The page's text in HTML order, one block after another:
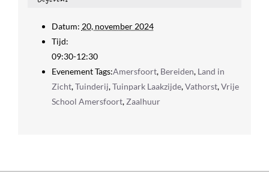
Datum: 20, november 2024
Tijd:
09:30-12:30
Evenement Tags:Amersfoort, Bereiden, Land in
Zicht,Tuinderij,Tuinpark Laakzijde,Vathorst,Vrije
School Amersfoort, Zaalhuur